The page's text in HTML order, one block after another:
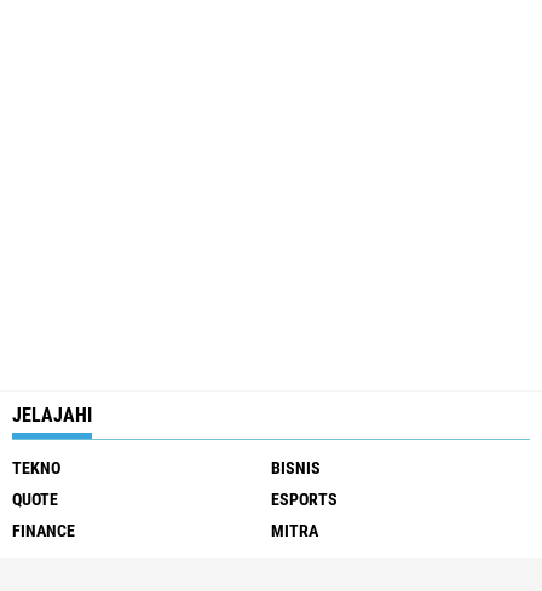
JELAJAHI
TEKNO
BISNIS
QUOTE
ESPORTS
FINANCE
MITRA